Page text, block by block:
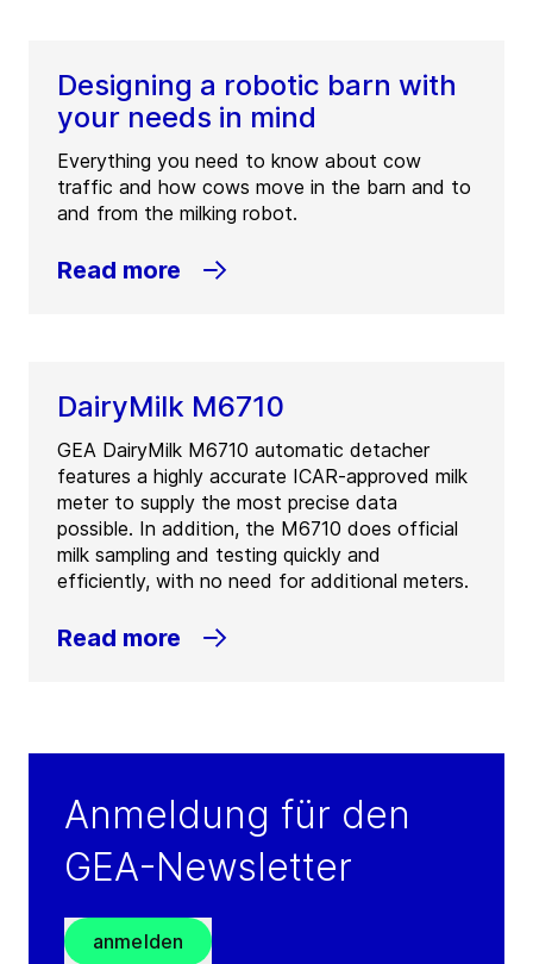
Tel.:
+1 289 288 5500
Fax:
+1 289 288 5501
Contact
GEA Refrigeration Canada Inc.
Tel.: +1 604 278 4118
Contact
Designing a robotic barn with
your needs in mind
Everything you need to know about cow
traffic and how cows move in the barn and to
and from the milking robot.
Read more
DairyMilk M6710
GEA DairyMilk M6710 automatic detacher
features a highly accurate ICAR-approved milk
meter to supply the most precise data
possible. In addition, the M6710 does official
milk sampling and testing quickly and
efficiently, with no need for additional meters.
Read more
Anmeldung für den
GEA-Newsletter
anmelden